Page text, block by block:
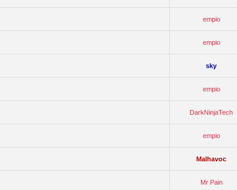
empio
empio
sky
empio
DarkNinjaTech
empio
Malhavoc
Mr Pain